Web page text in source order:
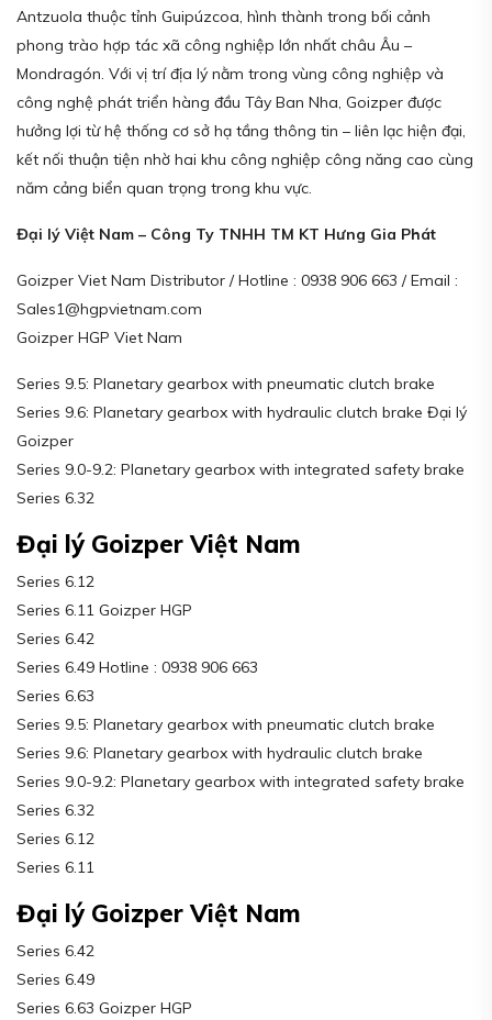
Antzuola thuộc tỉnh Guipúzcoa, hình thành trong bối cảnh
phong trào hợp tác xã công nghiệp lớn nhất châu Âu –
Mondragón. Với vị trí địa lý nằm trong vùng công nghiệp và
công nghệ phát triển hàng đầu Tây Ban Nha, Goizper được
hưởng lợi từ hệ thống cơ sở hạ tầng thông tin – liên lạc hiện đại,
kết nối thuận tiện nhờ hai khu công nghiệp công năng cao cùng
năm cảng biển quan trọng trong khu vực.
Đại lý Việt Nam – Công Ty TNHH TM KT Hưng Gia Phát
Goizper Viet Nam Distributor / Hotline : 0938 906 663 / Email :
Sales1@hgpvietnam.com
Goizper HGP Viet Nam
Series 9.5: Planetary gearbox with pneumatic clutch brake
Series 9.6: Planetary gearbox with hydraulic clutch brake Đại lý
Goizper
Series 9.0-9.2: Planetary gearbox with integrated safety brake
Series 6.32
Đại lý Goizper Việt Nam
Series 6.12
Series 6.11 Goizper HGP
Series 6.42
Series 6.49 Hotline : 0938 906 663
Series 6.63
Series 9.5: Planetary gearbox with pneumatic clutch brake
Series 9.6: Planetary gearbox with hydraulic clutch brake
Series 9.0-9.2: Planetary gearbox with integrated safety brake
Series 6.32
Series 6.12
Series 6.11
Đại lý Goizper Việt Nam
Series 6.42
Series 6.49
Series 6.63 Goizper HGP